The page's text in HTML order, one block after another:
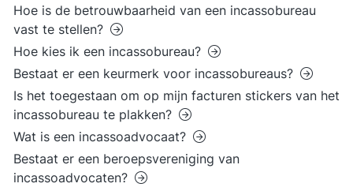
Hoe is de betrouwbaarheid van een incassobureau
vast te stellen?
Hoe kies ik een incassobureau?
Bestaat er een keurmerk voor incassobureaus?
Is het toegestaan om op mijn facturen stickers van het
incassobureau te plakken?
Wat is een incassoadvocaat?
Bestaat er een beroepsvereniging van
incassoadvocaten?